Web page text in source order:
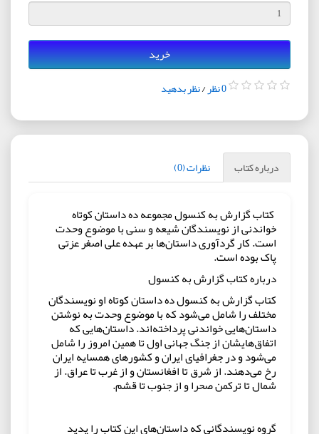
خرید
0 نظر /نظر بدهید
درباره کتاب نظرات (0)
کتاب گزارش به کنسول مجموعه ده داستان کوتاه
خواندنی از نویسندگان شیعه و سنی با موضوع وحدت
است. کار گردآوری داستان‌ها بر عهده علی اصغر عزتی
پاک بوده است.
درباره کتاب گزارش به کنسول
کتاب گزارش به کنسول ده داستان کوتاه او نویسندگان
مختلف را شامل می‌شود که با موضوع وحدت به نوشتن
داستان‌هایی خواندنی پرداخته‌اند. داستان‌هایی که
اتفاق‌هایشان از جنگ جهانی اول تا همین امروز را شامل
می‌شود و در جغرافیای ایران و کشورهای همسایه ایران
رخ می‌دهند. از شرق تا افغانستان و از غرب تا عراق. از
شمال تا ترکمن صحرا و از جنوب تا قشم.
گروه نویسندگانی که داستان‌های این کتاب را پدید